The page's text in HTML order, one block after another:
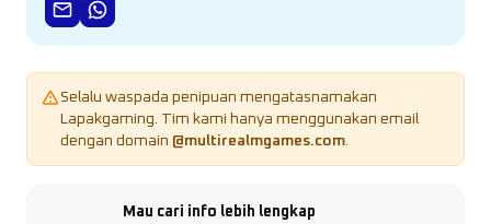
Selalu waspada penipuan mengatasnamakan
Lapakgaming. Tim kami hanya menggunakan email
dengan domain @multirealmgames.com.
Mau cari info lebih lengkap